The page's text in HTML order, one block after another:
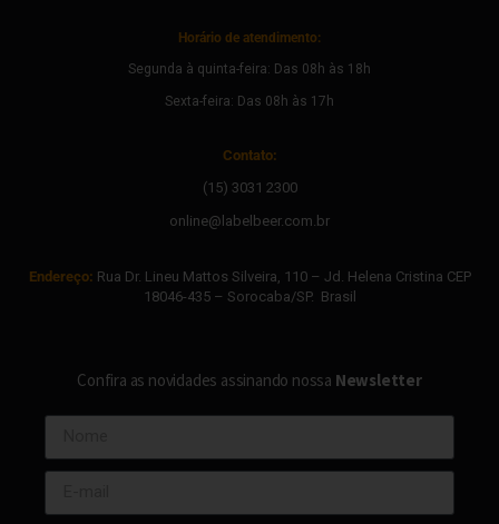
Horário de atendimento:
Segunda à quinta-feira: Das 08h às 18h
Sexta-feira: Das 08h às 17h
Contato:
(15) 3031 2300
online@labelbeer.com.br
Endereço: Rua Dr. Lineu Mattos Silveira, 110 – Jd. Helena Cristina CEP
18046-435 – Sorocaba/SP. Brasil
Confira as novidades assinando nossa Newsletter